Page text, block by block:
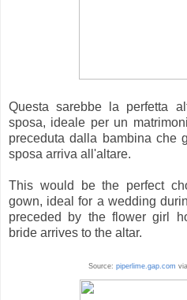
Questa sarebbe la perfetta
sposa, ideale per un
preceduta dalla bambina che
sposa arriva all'altare.
This would be the perfect
gown, ideal for a wedding
preceded by the flower girl
bride arrives to the altar.
Source: piperlime.gap.com via